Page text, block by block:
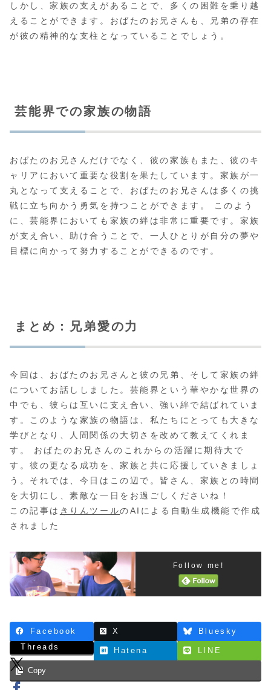
しかし、家族の支えがあることで、多くの困難を乗り越
えることができます。おばたのお兄さんも、兄弟の存在
が彼の精神的な支柱となっていることでしょう。
芸能界での家族の物語
おばたのお兄さんだけでなく、彼の家族もまた、彼のキ
ャリアにおいて重要な役割を果たしています。家族が一
丸となって支えることで、おばたのお兄さんは多くの挑
戦に立ち向かう勇気を持つことができます。 このよう
に、芸能界においても家族の絆は非常に重要です。家族
が支え合い、助け合うことで、一人ひとりが自分の夢や
目標に向かって努力することができるのです。
まとめ：兄弟愛の力
今回は、おばたのお兄さんと彼の兄弟、そして家族の絆
についてお話ししました。芸能界という華やかな世界の
中でも、彼らは互いに支え合い、強い絆で結ばれていま
す。このような家族の物語は、私たちにとっても大きな
学びとなり、人間関係の大切さを改めて教えてくれま
す。 おばたのお兄さんのこれからの活躍に期待大で
す。彼の更なる成功を、家族と共に応援していきましょ
う。それでは、今日はこの辺で。皆さん、家族との時間
を大切にし、素敵な一日をお過ごしくださいね！
この記事は きりんツールのAIによる自動生成機能で作成
されました
Follow me!
Facebook X
Bluesky
Threads
Hatena LINE
Copy